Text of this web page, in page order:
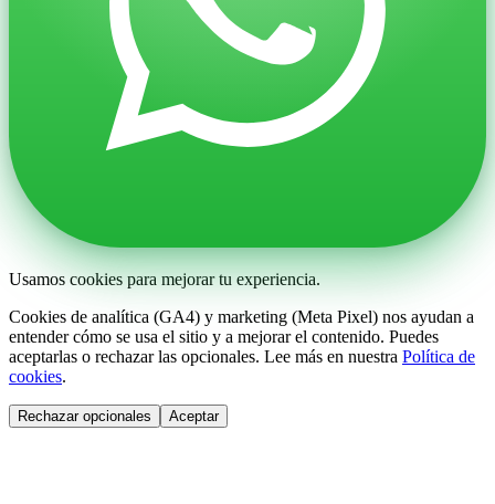
Usamos cookies para mejorar tu experiencia.
Cookies de analítica (GA4) y marketing (Meta Pixel) nos ayudan a
entender cómo se usa el sitio y a mejorar el contenido. Puedes
aceptarlas o rechazar las opcionales. Lee más en nuestra Política de
cookies.
Rechazar opcionales Aceptar